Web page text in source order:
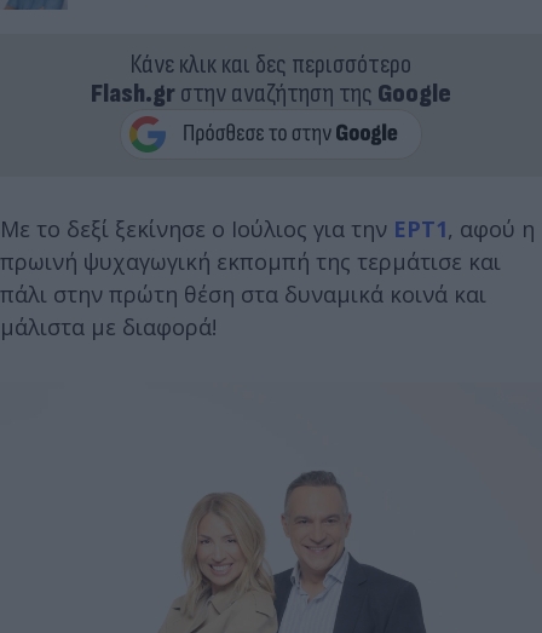
Κάνε κλικ και δες περισσότερο
Flash.grστην αναζήτηση της Google
Με το δεξί ξεκίνησε ο Ιούλιος για την ΕΡΤ1, αφού η
πρωινή ψυχαγωγική εκπομπή της τερμάτισε και
πάλι στην πρώτη θέση στα δυναμικά κοινά και
μάλιστα με διαφορά!